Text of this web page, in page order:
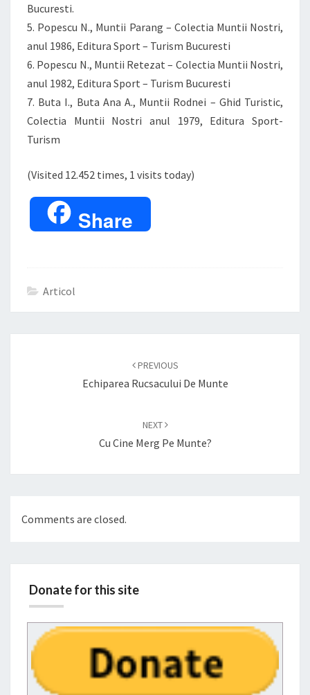
Bucuresti.
5. Popescu N., Muntii Parang – Colectia Muntii Nostri,
anul 1986, Editura Sport – Turism Bucuresti
6. Popescu N., Muntii Retezat – Colectia Muntii Nostri,
anul 1982, Editura Sport – Turism Bucuresti
7. Buta I., Buta Ana A., Muntii Rodnei – Ghid Turistic,
Colectia Muntii Nostri anul 1979, Editura Sport-
Turism
(Visited 12.452 times, 1 visits today)
Share
Articol
PREVIOUS
Echiparea Rucsacului De Munte
NEXT
Cu Cine Merg Pe Munte?
Comments are closed.
Donate for this site